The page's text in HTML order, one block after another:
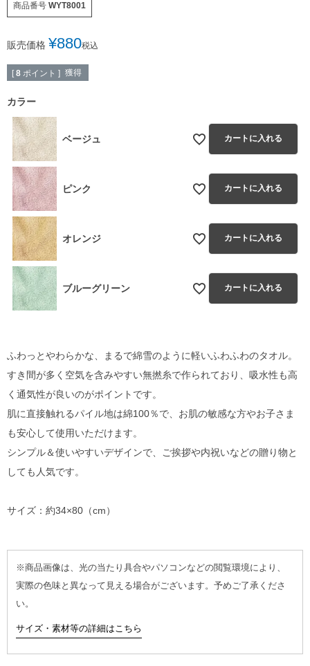
商品番号 WYT8001
販売価格 ¥880税込
[ 8 ポイント ] 獲得
カラー
ベージュ カートに入れる
ピンク カートに入れる
オレンジ カートに入れる
ブルーグリーン カートに入れる
ふわっとやわらかな、まるで綿雪のように軽いふわふわのタオル。
すき間が多く空気を含みやすい無撚糸で作られており、吸水性も高
く通気性が良いのがポイントです。
肌に直接触れるパイル地は綿100％で、お肌の敏感な方やお子さま
も安心して使用いただけます。
シンプル＆使いやすいデザインで、ご挨拶や内祝いなどの贈り物と
しても人気です。
サイズ：約34×80（cm）
※商品画像は、光の当たり具合やパソコンなどの閲覧環境により、
実際の色味と異なって見える場合がございます。予めご了承くださ
い。
サイズ・素材等の詳細はこちら